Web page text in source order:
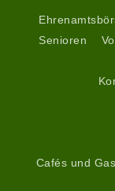
Senioren
Cafés und